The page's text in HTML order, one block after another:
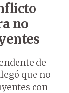
no
de
que no
con